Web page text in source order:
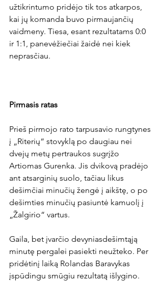
užtikrintumo pridėjo tik tos atkarpos,
kai jų komanda buvo pirmaujančių
vaidmeny. Tiesa, esant rezultatams 0:0
ir 1:1, panevėžiečiai žaidė nei kiek
neprasčiau.
Pirmasis ratas
Prieš pirmojo rato tarpusavio rungtynes
į „Riterių“ stovyklą po daugiau nei
dvejų metų pertraukos sugrįžo
Artiomas Gurenka. Jis dvikovą pradėjo
ant atsarginių suolo, tačiau likus
dešimčiai minučių žengė į aikštę, o po
dešimties minučių pasiuntė kamuolį į
„Žalgirio“ vartus.
Gaila, bet įvarčio devyniasdešimtąją
minutę pergalei pasiekti neužteko. Per
pridėtinį laiką Rolandas Baravykas
įspūdingu smūgiu rezultatą išlygino.